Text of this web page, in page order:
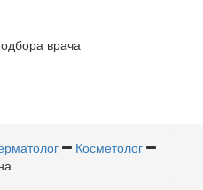
врача
Косметолог